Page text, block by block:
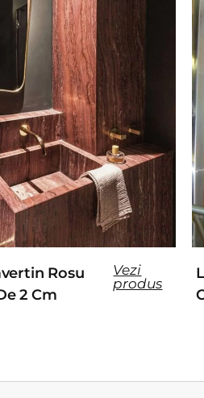
Rosu
2 Cm
Vezi
produs